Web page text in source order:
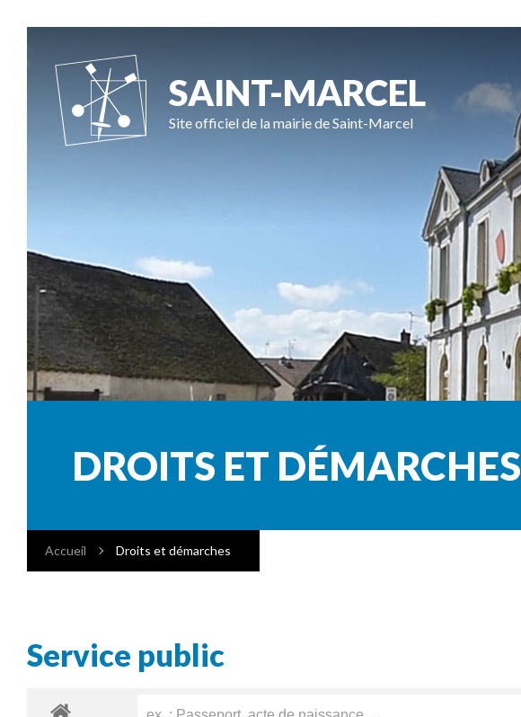
SAINT-MARCEL
Site officiel de la mairie de Saint-Marcel
DROITS ET DÉMARCHES
Accueil Droits et démarches
Service public